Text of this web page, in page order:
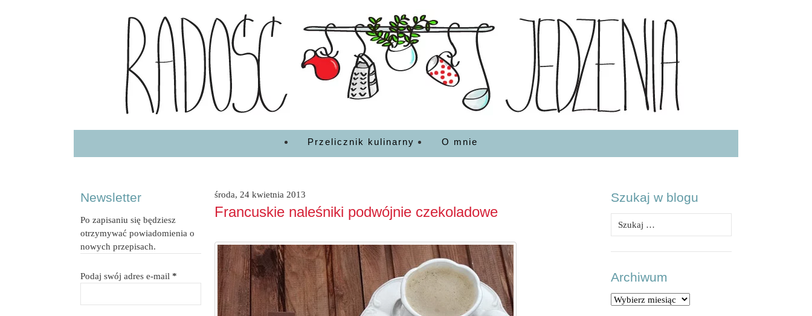
RADOSCJEDZENIA.COM
Przelicznik kulinarny O mnie
Newsletter
Po zapisaniu się będziesz
otrzymywać powiadomienia o
nowych przepisach.
Podaj swój adres e-mail*
środa, 24 kwietnia 2013
Francuskie naleśniki podwójnie czekoladowe
Szukaj w blogu
Archiwum
Archiwum